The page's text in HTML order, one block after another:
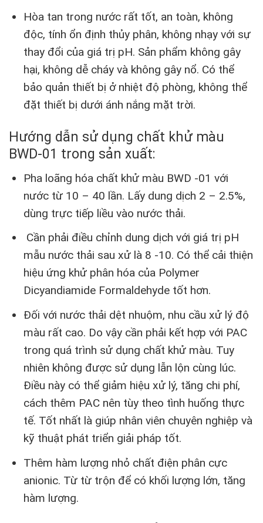
Hòa tan trong nước rất tốt, an toàn, không
độc, tính ổn định thủy phân, không nhạy với sự
thay đổi của giá trị pH. Sản phẩm không gây
hại, không dễ cháy và không gây nổ. Có thể
bảo quản thiết bị ở nhiệt độ phòng, không thể
đặt thiết bị dưới ánh nắng mặt trời.
Hướng dẫn sử dụng chất khử màu
BWD-01 trong sản xuất:
Pha loãng hóa chất khử màu BWD -01 với
nước từ 10 – 40 lần. Lấy dung dịch 2 – 2.5%,
dùng trực tiếp liều vào nước thải.
Cần phải điều chỉnh dung dịch với giá trị pH
mẫu nước thải sau xử là 8 -10. Có thể cải thiện
hiệu ứng khử phân hóa của Polymer
Dicyandiamide Formaldehyde tốt hơn.
Đối với nước thải dệt nhuộm, nhu cầu xử lý độ
màu rất cao. Do vậy cần phải kết hợp với PAC
trong quá trình sử dụng chất khử màu. Tuy
nhiên không được sử dụng lẫn lộn cùng lúc.
Điều này có thể giảm hiệu xử lý, tăng chi phí,
cách thêm PAC nên tùy theo tình huống thực
tế. Tốt nhất là giúp nhân viên chuyên nghiệp và
kỹ thuật phát triển giải pháp tốt.
Thêm hàm lượng nhỏ chất điện phân cực
anionic. Từ từ trộn để có khối lượng lớn, tăng
hàm lượng.